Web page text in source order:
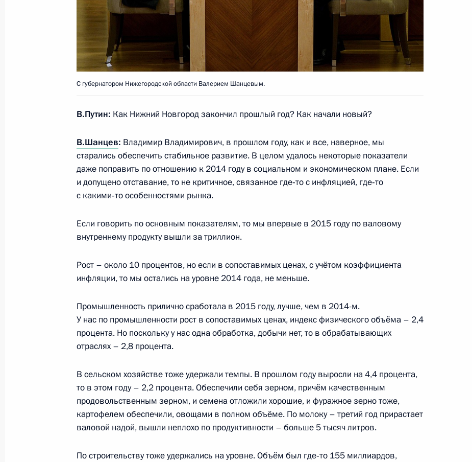
Поездка в Нижний Новгород
29 марта 2016 года
Заседание Комиссии по военно-техническому сотрудничеству
России с иностранными государствами
Посещение Нижегородского завода 70-летия Победы
29 марта 2016 года, 16:50
29 марта 2016 года, 16:00
Рабочая встреча с губернатором Нижегородской области
4 февраля 2016 года, 13:50
Подписан Указ о праздновании 800-летия основания Нижнего
22 сентября 2015 года, 17:30
Поездка в Нижегородскую область
С губернатором Нижегородской области Валерием Шанцевым.
В.Путин: Как Нижний Новгород закончил прошлый год? Как начали новый?
В.Шанцев: Владимир Владимирович, в прошлом году, как и все, наверное, мы
старались обеспечить стабильное развитие. В целом удалось некоторые показатели
даже поправить по отношению к 2014 году в социальном и экономическом плане. Если
и допущено отставание, то не критичное, связанное где‑то с инфляцией, где‑то
с какими‑то особенностями рынка.
Если говорить по основным показателям, то мы впервые в 2015 году по валовому
внутреннему продукту вышли за триллион.
Рост – около 10 процентов, но если в сопоставимых ценах, с учётом коэффициента
инфляции, то мы остались на уровне 2014 года, не меньше.
Промышленность прилично сработала в 2015 году, лучше, чем в 2014-м.
У нас по промышленности рост в сопоставимых ценах, индекс физического объёма – 2,4
процента. Но поскольку у нас одна обработка, добычи нет, то в обрабатывающих
отраслях – 2,8 процента.
В сельском хозяйстве тоже удержали темпы. В прошлом году выросли на 4,4 процента,
то в этом году – 2,2 процента. Обеспечили себя зерном, причём качественным
продовольственным зерном, и семена отложили хорошие, и фуражное зерно тоже,
картофелем обеспечили, овощами в полном объёме. По молоку – третий год прирастает
валовой надой, вышли неплохо по продуктивности – больше 5 тысяч литров.
По строительству тоже удержались на уровне. Объём был где‑то 155 миллиардов,